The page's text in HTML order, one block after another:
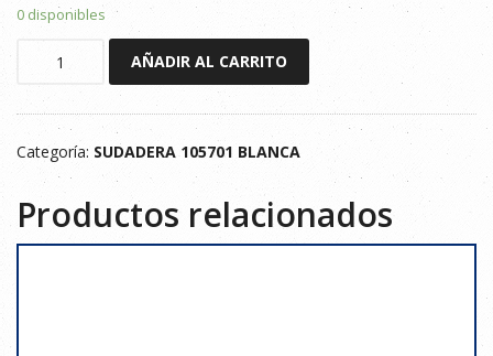
0 disponibles
BASICA
BLANCO
M
cantidad
AÑADIR AL CARRITO
Categoría: SUDADERA 105701 BLANCA
Productos relacionados